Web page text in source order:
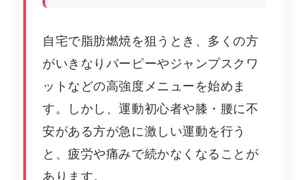
自宅で脂肪燃焼を狙うとき、多くの方
がいきなりバーピーやジャンプスクワ
ットなどの高強度メニューを始めま
す。しかし、運動初心者や膝・腰に不
安がある方が急に激しい運動を行う
と、疲労や痛みで続かなくなることが
あります。